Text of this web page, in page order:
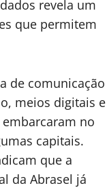
revela um
que permitem
de comunicação
meios digitais e
no
capitais.
que a
da Abrasel já